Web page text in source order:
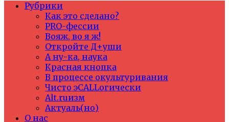
Рубрики
Как это сделано?
PRO-фессии
Вояж, во я ж!
Откройте Д+уши
А ну-ка, наука
Красная кнопка
В процессе окультуривания
Чисто эCALLогически
Alt.ruизм
Актуаль(но)
О нас